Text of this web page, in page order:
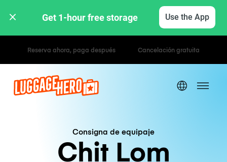
Get 1-hour free storage Use the App
Tarifas por hora / día
Consigna de equipaje
Chit Lom